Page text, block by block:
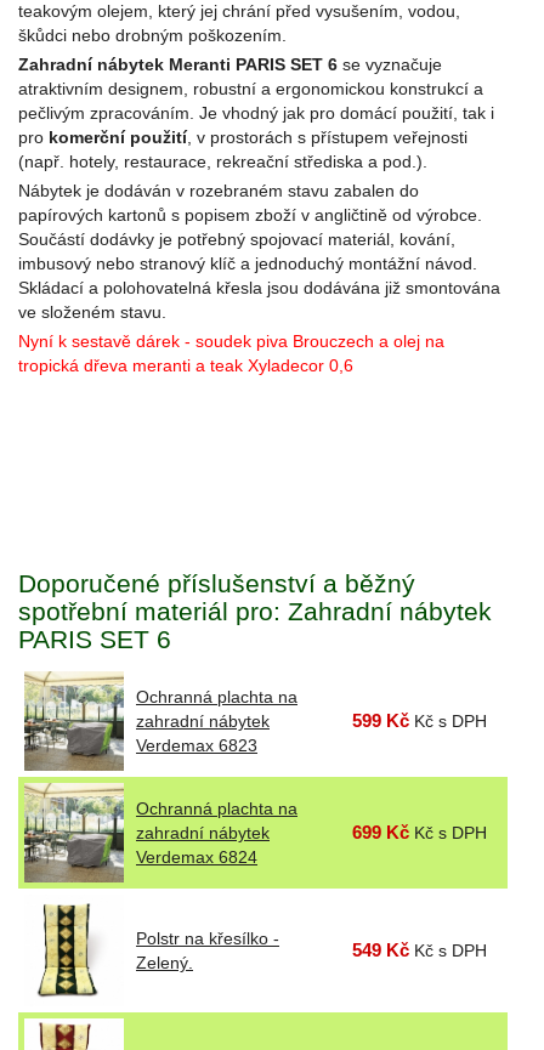
teakovým olejem, který jej chrání před vysušením, vodou,
škůdci nebo drobným poškozením.
Zahradní nábytek Meranti PARIS SET 6 se vyznačuje
atraktivním designem, robustní a ergonomickou konstrukcí a
pečlivým zpracováním. Je vhodný jak pro domácí použití, tak i
pro komerční použití, v prostorách s přístupem veřejnosti
(např. hotely, restaurace, rekreační střediska a pod.).
Nábytek je dodáván v rozebraném stavu zabalen do
papírových kartonů s popisem zboží v angličtině od výrobce.
Součástí dodávky je potřebný spojovací materiál, kování,
imbusový nebo stranový klíč a jednoduchý montážní návod.
Skládací a polohovatelná křesla jsou dodávána již smontována
ve složeném stavu.
Nyní k sestavě dárek - soudek piva Brouczech a olej na
tropická dřeva meranti a teak Xyladecor 0,6
Doporučené příslušenství a běžný
spotřební materiál pro: Zahradní nábytek
PARIS SET 6
Ochranná plachta na
zahradní nábytek
Verdemax 6823
599 Kč Kč s DPH
Ochranná plachta na
zahradní nábytek
Verdemax 6824
699 Kč Kč s DPH
Polstr na křesílko -
Zelený.
549 Kč Kč s DPH